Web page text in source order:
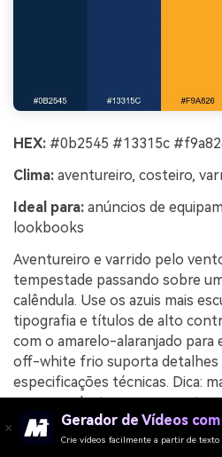
HEX: #0b2545 #13315c
Clima: aventureiro, costeiro,
Ideal para: anúncios de
lookbooks
Aventureiro e varrido pelo
tempestade passando sobre
calêndula. Use os azuis mais
tipografia e títulos de alto
com o amarelo-alaranjado para
off-white frio suporta detalhes
especificações técnicas. Dica:
pequeno destaque para
UI para que a paleta permaneça
Gerador de Vídeos
Crie vídeos facilmente a partir de texto